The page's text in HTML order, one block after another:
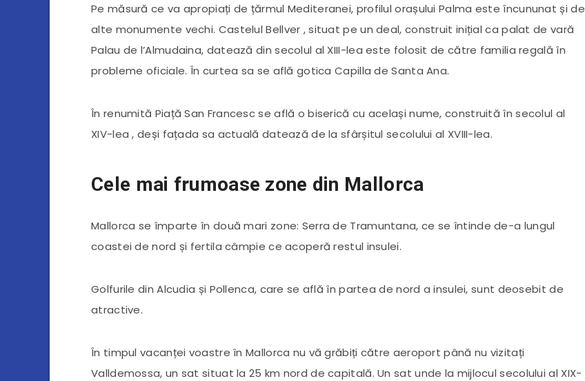
Pe măsură ce va apropiați de țărmul Mediteranei, profilul orașului Palma este încununat și de
alte monumente vechi. Castelul Bellver , situat pe un deal, construit inițial ca palat de vară
Palau de l’Almudaina, datează din secolul al XIII-lea este folosit de către familia regală în
probleme oficiale. În curtea sa se află gotica Capilla de Santa Ana.
În renumită Piață San Francesc se află o biserică cu același nume, construită în secolul al
XIV-lea , deși fațada sa actuală datează de la sfârșitul secolului al XVIII-lea.
Cele mai frumoase zone din Mallorca
Mallorca se împarte în două mari zone: Serra de Tramuntana, ce se întinde de-a lungul
coastei de nord și fertila câmpie ce acoperă restul insulei.
Golfurile din Alcudia și Pollenca, care se află în partea de nord a insulei, sunt deosebit de
atractive.
În timpul vacanței voastre în Mallorca nu vă grăbiți către aeroport până nu vizitați
Valldemossa, un sat situat la 25 km nord de capitală. Un sat unde la mijlocul secolului al XIX-